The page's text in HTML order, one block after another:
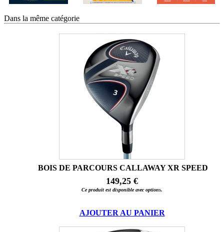
Dans la même catégorie
BOIS DE PARCOURS CALLAWAY XR SPEED
149,25 €
Ce produit est disponible avec options.
AJOUTER AU PANIER